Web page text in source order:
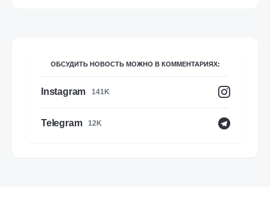
ОБСУДИТЬ НОВОСТЬ МОЖНО В КОММЕНТАРИЯХ:
Instagram 141K
Telegram 12K